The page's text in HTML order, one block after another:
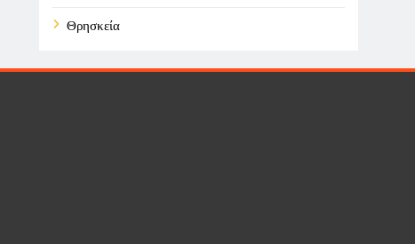
Θρησκεία